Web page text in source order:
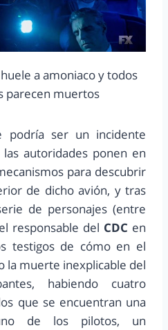
a amoniaco y todos
parecen muertos
podría ser un incidente
autoridades ponen en
para descubrir
de dicho avión, y tras
de personajes (entre
el responsable del CDC en
testigos de cómo en el
la muerte inexplicable del
habiendo cuatro
que se encuentran una
de los pilotos, un